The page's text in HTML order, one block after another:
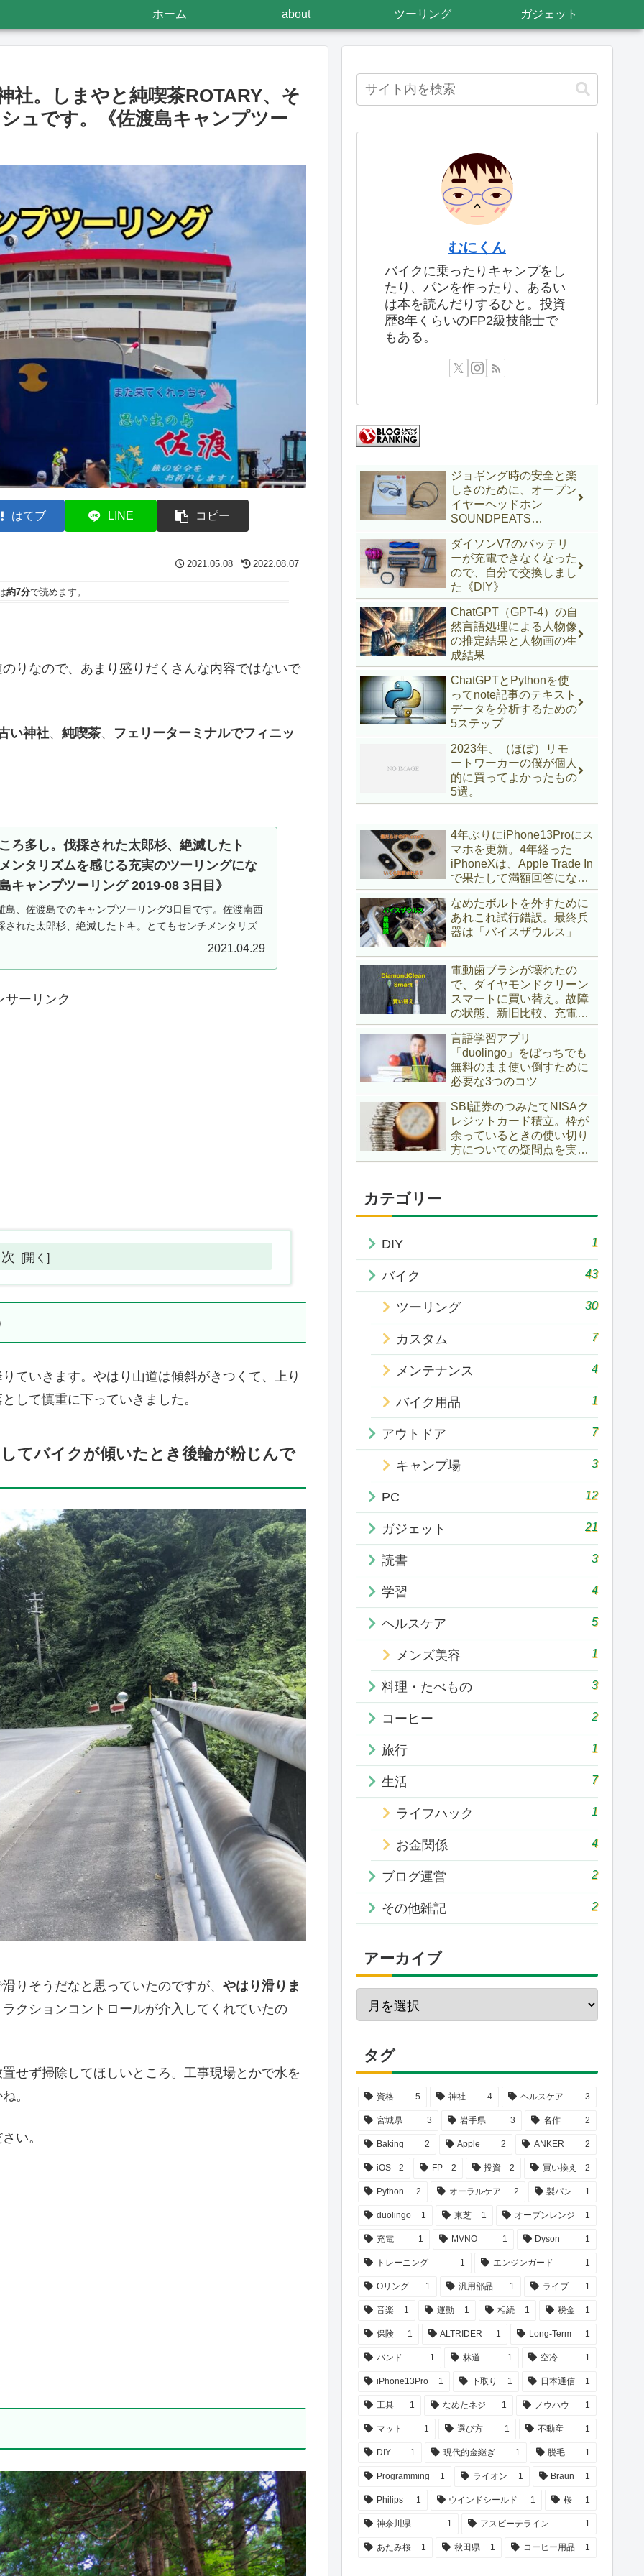
ホーム about ツーリング ガジェット
社。しまやと純喫茶ROTARY、そ
ュです。《佐渡島キャンプツー
はてブ LINE コピー
2021.05.08 2022.08.07
約7分で読めます。
りなので、あまり盛りだくさんな内容ではないで
い神社、 純喫茶、 フェリーターミナルでフィニッ
ろ多し。伐採された太郎杉、絶滅したト
ンタリズムを感じる充実のツーリングにな
キャンプツーリング 2019-08 3日目》
島、佐渡島でのキャンプツーリング3日目です。佐渡南西
された太郎杉、絶滅したトキ。とてもセンチメンタリズ
2021.04.29
サーリンク
ていきます。やはり山道は傾斜がきつくて、上り
して慎重に下っていきました。
てバイクが傾いたとき後輪が粉じんで
りそうだなと思っていたのですが、 やはり滑りま
クションコントロールが介入してくれていたの
せず掃除してほしいところ。工事現場とかで水を
。
い。
むにくん
バイクに乗ったりキャンプをし
たり、パンを作ったり、あるい
は本を読んだりするひと。投資
歴8年くらいのFP2級技能士で
もある。
ジョギング時の安全と楽
しさのために、オープン
イヤーヘッドホン
SOUNDPEATS
RunFreeを使ってみた
《ガジェットインプレ》
ダイソンV7のバッテリ
ーが充電できなくなった
ので、自分で交換しまし
た《DIY》
ChatGPT（GPT-4）の自
然言語処理による人物像
の推定結果と人物画の生
成結果
ChatGPTとPythonを使
ってnote記事のテキスト
データを分析するための
5ステップ
2023年、（ほぼ）リモ
ートワーカーの僕が個人
的に買ってよかったもの
5選。
4年ぶりにiPhone13Proにス
マホを更新。4年経った
iPhoneXは、Apple Trade In
で果たして満額回答になる
のか？
なめたボルトを外すために
あれこれ試行錯誤。最終兵
器は「バイスザウルス」
電動歯ブラシが壊れたの
で、ダイヤモンドクリーン
スマートに買い替え。故障
の状態、新旧比較、充電
台、ケースは使えるか？互
換性など確かめてみまし
た。«ヘルスケアガジェッ
トインプレ»
言語学習アプリ
「duolingo」をぼっちでも
無料のまま使い倒すために
必要な3つのコツ
SBI証券のつみたてNISAク
レジットカード積立。枠が
余っているときの使い切り
方についての疑問点を実際
の利用履歴から確認
カテゴリー
DIY 1
バイク 43
ツーリング 30
カスタム 7
メンテナンス 4
バイク用品 1
アウトドア 7
キャンプ場 3
PC 12
ガジェット 21
読書 3
学習 4
ヘルスケア 5
メンズ美容 1
料理・たべもの 3
コーヒー 2
旅行 1
生活 7
ライフハック 1
お金関係 4
ブログ運営 2
その他雑記 2
アーカイブ
タグ
資格 5 神社 4 ヘルスケア 3
宮城県 3 岩手県 3 名作 2
Baking 2 Apple 2 ANKER 2
iOS 2 FP 2 投資 2 買い換え 2
Python 2 オーラルケア 2 製パン 1
duolingo 1 東芝 1 オーブンレンジ 1
充電 1 MVNO 1 Dyson 1
トレーニング 1 エンジンガード 1
Oリング 1 汎用部品 1 ライブ 1
音楽 1 運動 1 相続 1 税金 1
保険 1 ALTRIDER 1 Long-Term 1
バンド 1 林道 1 空冷 1
iPhone13Pro 1 下取り 1 日本通信 1
工具 1 なめたネジ 1 ノウハウ 1
マット 1 選び方 1 不動産 1
DIY 1 現代的金継ぎ 1 脱毛 1
Programming 1 ライオン 1 Braun 1
Philips 1 ウインドシールド 1 桜 1
神奈川県 1 アスピーテライン 1
あたみ桜 1 秋田県 1 コーヒー用品 1